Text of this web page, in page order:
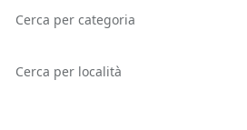
Cerca per categoria
Cerca per località